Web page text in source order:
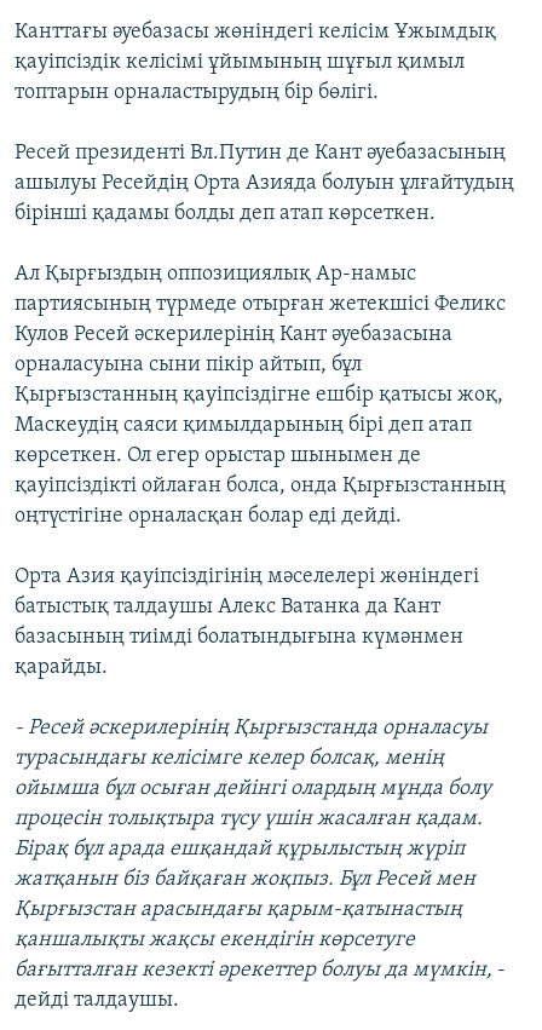
Канттағы әуебазасы жөніндегі келісім Ұжымдық
қауіпсіздік келісімі ұйымының шұғыл қимыл
топтарын орналастырудың бір бөлігі.
Ресей президенті Вл.Путин де Кант әуебазасының
ашылуы Ресейдің Орта Азияда болуын ұлғайтудың
бірінші қадамы болды деп атап көрсеткен.
Ал Қырғыздың оппозициялық Ар-намыс
партиясының түрмеде отырған жетекшісі Феликс
Кулов Ресей әскерилерінің Кант әуебазасына
орналасуына сыни пікір айтып, бұл
Қырғызстанның қауіпсіздігне ешбір қатысы жоқ,
Маскеудің саяси қимылдарының бірі деп атап
көрсеткен. Ол егер орыстар шынымен де
қауіпсіздікті ойлаған болса, онда Қырғызстанның
оңтүстігіне орналасқан болар еді дейді.
Орта Азия қауіпсіздігінің мәселелері жөніндегі
батыстық талдаушы Алекс Ватанка да Кант
базасының тиімді болатындығына күмәнмен
қарайды.
- Ресей әскерилерінің Қырғызстанда орналасуы
турасындағы келісімге келер болсақ, менің
ойымша бұл осыған дейінгі олардың мұнда болу
процесін толықтыра түсу үшін жасалған қадам.
Бірақ бұл арада ешқандай құрылыстың жүріп
жатқанын біз байқаған жоқпыз. Бұл Ресей мен
Қырғызстан арасындағы қарым-қатынастың
қаншалықты жақсы екендігін көрсетуге
бағытталған кезекті әрекеттер болуы да мүмкін, -
дейді талдаушы.